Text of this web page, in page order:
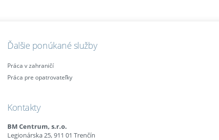
Ďalšie ponúkané služby
Práca v zahraničí
Práca pre opatrovateľky
Kontakty
BM Centrum, s.r.o.
Legionárska 25, 911 01 Trenčín